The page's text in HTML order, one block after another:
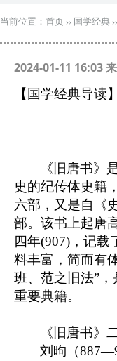
当前位置： 首页 ›› 国学经典 ››
2024-01-11 16:03
【国学经典导读】
《旧唐书》
史的纪传体史籍，
六部，又是自《
部。该书上起唐
四年(907)，记载
料丰富， 简而有
班、范之旧法”
重要典籍。
《旧唐书》
刘昫（